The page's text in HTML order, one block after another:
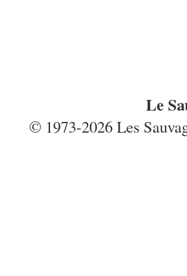
Le
© 1973-2026 Les